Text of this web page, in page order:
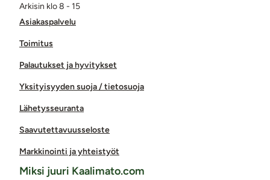
Asiakaspalvelu
Toimitus
Palautukset ja hyvitykset
Yksityisyyden suoja / tietosuoja
Lähetysseuranta
Saavutettavuusseloste
Markkinointi ja yhteistyöt
Arkisin klo 8 - 15
Miksi juuri Kaalimato.com